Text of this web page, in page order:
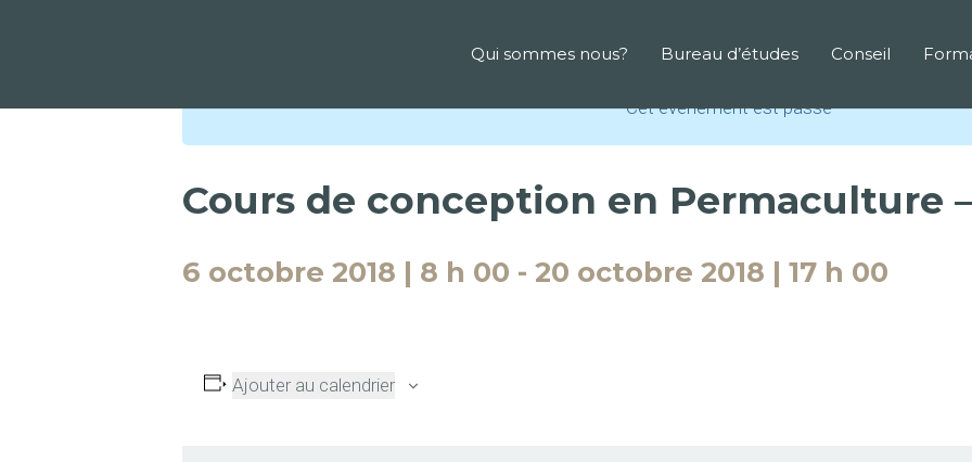
Qui sommes nous? Bureau d’études Conseil
Cet évènement est passé
Cours de conception en Permaculture
6 octobre 2018 | 8 h 00 - 20 octobre 2018 | 17 h 00
Ajouter au calendrier